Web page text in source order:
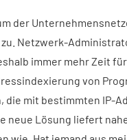
der
Netzwerk-
immer mehr Zeit
von
mit bestimmten IP-
neue Lösung liefert